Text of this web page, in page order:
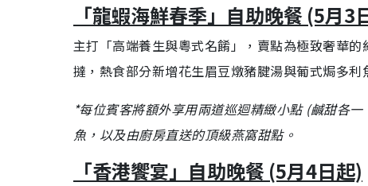
「龍蝦海鮮春季」自助晚餐 (5月3
主打「高端養生與粵式名餚」，賣點為極致奢華
撻，熱食部分新增花生眉豆燉豬腱湯與葡式焗多
*每位賓客將額外享用兩道巡迴精緻小點 (鹹甜各
魚，以及由廚房直送的頂級燕窩甜點。
「香港饗宴」自助晚餐 (5月4日起)